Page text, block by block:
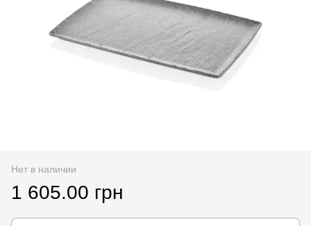
Нет в наличии
1 605.00 грн